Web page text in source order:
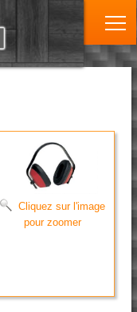
Cliquez sur l'image
pour zoomer